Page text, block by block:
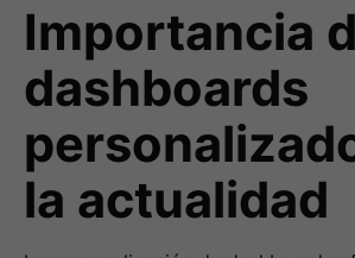
Importancia
dashboards
la actualidad